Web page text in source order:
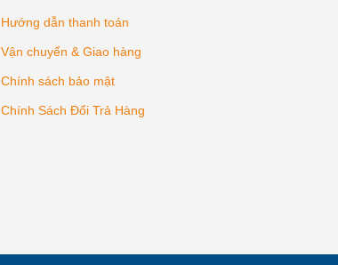
Hướng dẫn thanh toán
Vận chuyển & Giao hàng
Chính sách bảo mật
Chính Sách Đổi Trả Hàng